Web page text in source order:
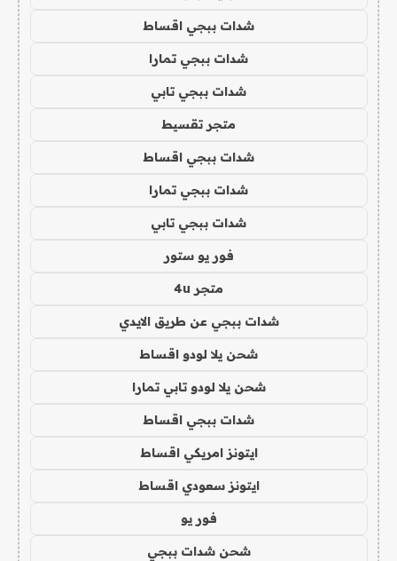
شدات ببجي اقساط
شدات ببجي تمارا
شدات ببجي تابي
متجر تقسيط
شدات ببجي اقساط
شدات ببجي تمارا
شدات ببجي تابي
فور يو ستور
متجر 4u
شدات ببجي عن طريق الايدي
شحن يلا لودو اقساط
شحن يلا لودو تابي تمارا
شدات ببجي اقساط
ايتونز امريكي اقساط
ايتونز سعودي اقساط
فور يو
شحن شدات ببجي